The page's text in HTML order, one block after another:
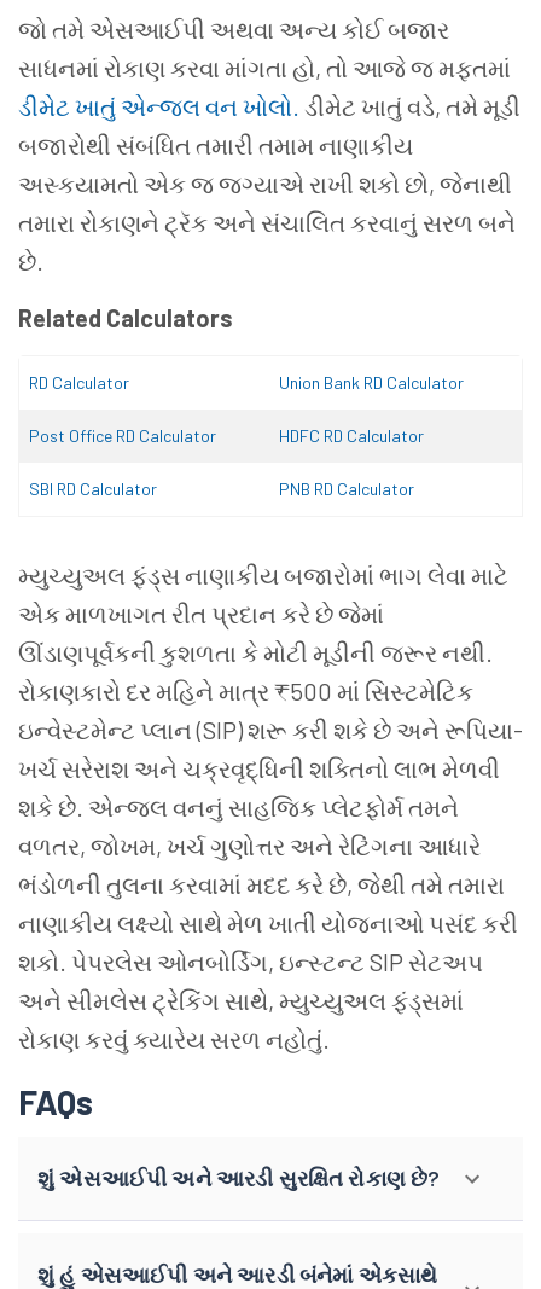
જો તમે એસઆઈપી અથવા અન્ય કોઈ બજાર
સાધનમાં રોકાણ કરવા માંગતા હો, તો આજે જ મફતમાં
ડીમેટ ખાતું એન્જલ વન ખોલો. ડીમેટ ખાતું વડે, તમે મૂડી
બજારોથી સંબંધિત તમારી તમામ નાણાકીય
અસ્કયામતો એક જ જગ્યાએ રાખી શકો છો, જેનાથી
તમારા રોકાણને ટ્રૅક અને સંચાલિત કરવાનું સરળ બને
છે.
Related Calculators
RD Calculator Union Bank RD Calculator
Post Office RD Calculator HDFC RD Calculator
SBI RD Calculator PNB RD Calculator
મ્યુચ્યુઅલ ફંડ્સ નાણાકીય બજારોમાં ભાગ લેવા માટે
એક માળખાગત રીત પ્રદાન કરે છે જેમાં
ઊંડાણપૂર્વકની કુશળતા કે મોટી મૂડીની જરૂર નથી.
રોકાણકારો દર મહિને માત્ર ₹500 માં સિસ્ટમેટિક
ઇન્વેસ્ટમેન્ટ પ્લાન (SIP) શરૂ કરી શકે છે અને રૂપિયા-
ખર્ચ સરેરાશ અને ચક્રવૃદ્ધિની શક્તિનો લાભ મેળવી
શકે છે. એન્જલ વનનું સાહજિક પ્લેટફોર્મ તમને
વળતર, જોખમ, ખર્ચ ગુણોત્તર અને રેટિંગના આધારે
ભંડોળની તુલના કરવામાં મદદ કરે છે, જેથી તમે તમારા
નાણાકીય લક્ષ્યો સાથે મેળ ખાતી યોજનાઓ પસંદ કરી
શકો. પેપરલેસ ઓનબોર્ડિંગ, ઇન્સ્ટન્ટ SIP સેટઅપ
અને સીમલેસ ટ્રેકિંગ સાથે, મ્યુચ્યુઅલ ફંડ્સમાં
રોકાણ કરવું ક્યારેય સરળ નહોતું.
FAQs
શું એસઆઈપી અને આરડી સુરક્ષિત રોકાણ છે?
શું હું એસઆઈપી અને આરડી બંનેમાં એકસાથે